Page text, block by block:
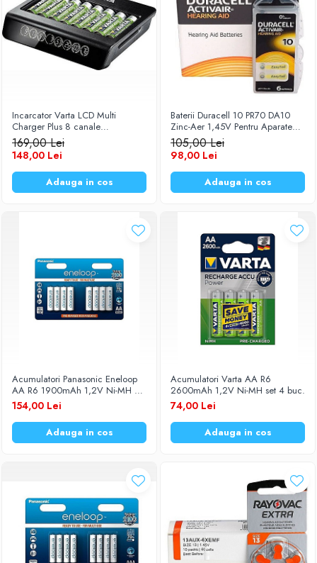
Incarcator Varta LCD Multi
Charger Plus 8 canale
independente pentru acumulatori
AA (R6) / AAA (R3) 1,2V Ni-MH
57681
169,00 Lei
148,00 Lei
Adauga in cos
Baterii Duracell 10 PR70 DA10
Zinc-Aer 1,45V Pentru Aparate
Auditive Set 60 Baterii
105,00 Lei
98,00 Lei
Adauga in cos
Acumulatori Panasonic Eneloop
AA R6 1900mAh 1,2V Ni-MH BK-
3MCCE/8BE set 8 buc.
154,00 Lei
Adauga in cos
Acumulatori Varta AA R6
2600mAh 1,2V Ni-MH set 4 buc.
74,00 Lei
Adauga in cos